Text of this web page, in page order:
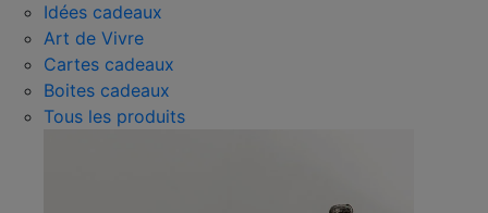
Idées cadeaux
Art de Vivre
Cartes cadeaux
Boites cadeaux
Tous les produits